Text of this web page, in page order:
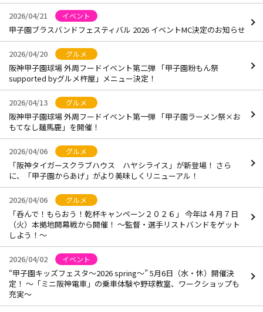
2026/04/21 イベント
甲子園ブラスバンドフェスティバル 2026 イベントMC決定のお知らせ
2026/04/20 グルメ
阪神甲子園球場 外周フードイベント第二弾 「甲子園粉もん祭
supported byグルメ杵屋」メニュー決定！
2026/04/13 グルメ
阪神甲子園球場 外周フードイベント第一弾 「甲子園ラーメン祭×お
もてなし麺馬鹿」を開催！
2026/04/06 グルメ
「阪神タイガースクラブハウス ハヤシライス」が新登場！ さら
に、「甲子園からあげ」がより美味しくリニューアル！
2026/04/06 グルメ
「呑んで！もらおう！乾杯キャンペーン２０２６」 今年は４月７日
（火）本拠地開幕戦から開催！ ～監督・選手リストバンドをゲット
しよう！～
2026/04/02 イベント
“甲子園キッズフェスタ～2026 spring～” 5月6日（水・休）開催決
定！ ～「ミニ阪神電車」の乗車体験や野球教室、ワークショップも
充実～